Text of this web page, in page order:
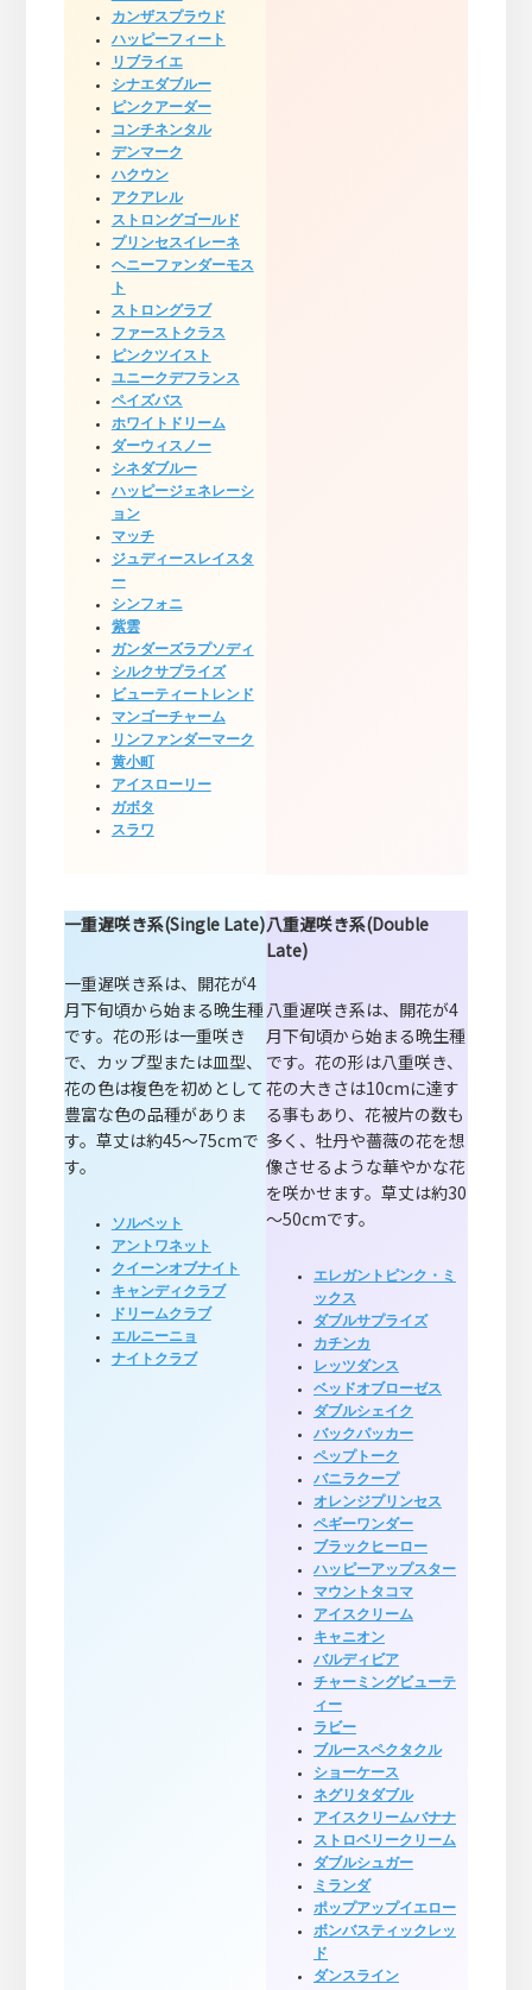
カンザスプラウド
ハッピーフィート
リブライエ
シナエダブルー
ピンクアーダー
コンチネンタル
デンマーク
ハクウン
アクアレル
ストロングゴールド
プリンセスイレーネ
ヘニーファンダーモス
ト
ストロングラブ
ファーストクラス
ピンクツイスト
ユニークデフランス
ペイズバス
ホワイトドリーム
ダーウィスノー
シネダブルー
ハッピージェネレーシ
ョン
マッチ
ジュディースレイスタ
ー
シンフォニ
紫雲
ガンダーズラプソディ
シルクサプライズ
ビューティートレンド
マンゴーチャーム
リンファンダーマーク
黄小町
アイスローリー
ガボタ
スラワ
一重遅咲き系(Single Late)
一重遅咲き系は、開花が4
月下旬頃から始まる晩生種
です。花の形は一重咲き
で、カップ型または皿型、
花の色は複色を初めとして
豊富な色の品種がありま
す。草丈は約45～75cmで
す。
ソルベット
アントワネット
クイーンオブナイト
キャンディクラブ
ドリームクラブ
エルニーニョ
ナイトクラブ
八重遅咲き系(Double
Late)
八重遅咲き系は、開花が4
月下旬頃から始まる晩生種
です。花の形は八重咲き、
花の大きさは10cmに達す
る事もあり、花被片の数も
多く、牡丹や薔薇の花を想
像させるような華やかな花
を咲かせます。草丈は約30
～50cmです。
エレガントピンク・ミ
ックス
ダブルサプライズ
カチンカ
レッツダンス
ベッドオブローゼス
ダブルシェイク
バックパッカー
ペップトーク
バニラクープ
オレンジプリンセス
ペギーワンダー
ブラックヒーロー
ハッピーアップスター
マウントタコマ
アイスクリーム
キャニオン
バルディビア
チャーミングビューテ
ィー
ラビー
ブルースペクタクル
ショーケース
ネグリタダブル
アイスクリームバナナ
ストロベリークリーム
ダブルシュガー
ミランダ
ポップアップイエロー
ボンバスティックレッ
ド
ダンスライン